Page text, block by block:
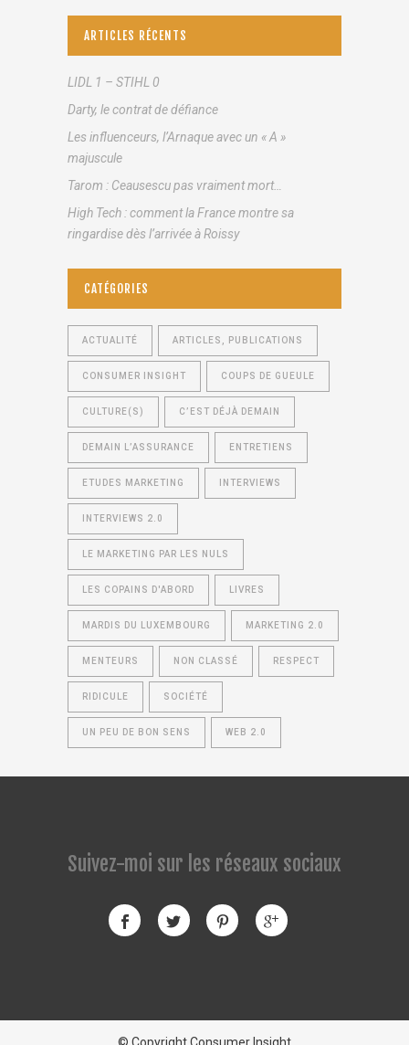
ARTICLES RÉCENTS
LIDL 1 – STIHL 0
Darty, le contrat de défiance
Les influenceurs, l’Arnaque avec un « A »
majuscule
Tarom : Ceausescu pas vraiment mort…
High Tech : comment la France montre sa
ringardise dès l’arrivée à Roissy
CATÉGORIES
ACTUALITÉ ARTICLES, PUBLICATIONS
CONSUMER INSIGHT COUPS DE GUEULE
CULTURE(S) C’EST DÉJÀ DEMAIN
DEMAIN L’ASSURANCE ENTRETIENS
ETUDES MARKETING INTERVIEWS
INTERVIEWS 2.0
LE MARKETING PAR LES NULS
LES COPAINS D'ABORD LIVRES
MARDIS DU LUXEMBOURG MARKETING 2.0
MENTEURS NON CLASSÉ RESPECT
RIDICULE SOCIÉTÉ
UN PEU DE BON SENS WEB 2.0
Suivez-moi sur les réseaux sociaux